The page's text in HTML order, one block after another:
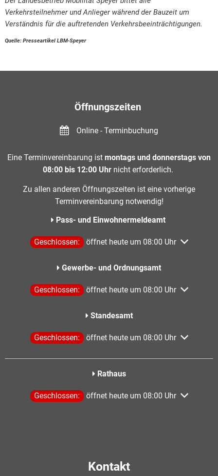
Verkehrsteilnehmer und Anlieger während der Bauzeit um
Verständnis für die auftretenden Verkehrsbeeinträchtigungen.
Quelle: Presseartikel LBM-Speyer
Öffnungszeiten
Online - Terminbuchung
Eine Terminvereinbarung ist montags und donnerstags von
08:00 bis 12:00 Uhr nicht erforderlich.
Zu allen anderen Öffnungszeiten ist eine vorherige
Terminvereinbarung notwendig!
Pass- und Einwohnermeldeamt
Klicken, um weitere Öffnungs- oder Schließzeiten
Geschlossen: öffnet heute um 08:00 Uhr
Gewerbe- und Ordnungsamt
Klicken, um weitere Öffnungs- oder Schließzeiten
Geschlossen: öffnet heute um 08:00 Uhr
Standesamt
Klicken, um weitere Öffnungs- oder Schließzeiten
Geschlossen: öffnet heute um 08:00 Uhr
Rathaus
Klicken, um weitere Öffnungs- oder Schließzeiten
Geschlossen: öffnet heute um 08:00 Uhr
Kontakt